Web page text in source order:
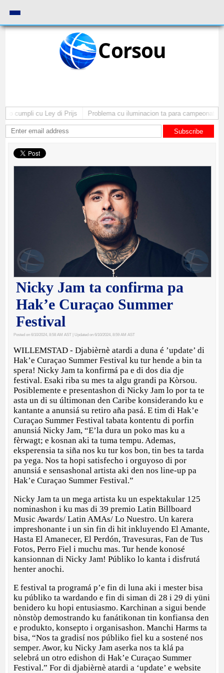
Corsou
cumpli cu Ley di Prijs Problema cu iluminacion ta para campeonato di
Subscribe
Nicky Jam ta confirma pa
Hak’e Curaçao Summer
Festival
Posted on 6/10/2024, 8:58 AM AST | Updated on 6/10/2024, 8:59 AM AST
WILLEMSTAD - Djabièrnè atardi a duna é ’update’ di
Hak’e Curaçao Summer Festival ku tur hende a bin ta
spera! Nicky Jam ta konfirmá pa e di dos dia dje
festival. Esaki riba su mes ta algu grandi pa Kòrsou.
Posiblemente e presentashon di Nicky Jam lo por ta te
asta un di su últimonan den Caribe konsiderando ku e
kantante a anunsiá su retiro aña pasá. E tim di Hak’e
Curaçao Summer Festival tabata kontentu di porfin
anunsiá Nicky Jam, “E’la dura un poko mas ku a
fèrwagt; e kosnan aki ta tuma tempu. Ademas,
eksperensia ta siña nos ku tur kos bon, tin bes ta tarda
pa yega. Nos ta hopi satisfecho i orguyoso di por
anunsiá e sensashonal artista aki den nos line-up pa
Hak’e Curaçao Summer Festival.”
Nicky Jam ta un mega artista ku un espektakular 125
nominashon i ku mas di 39 premio Latin Billboard
Music Awards/ Latin AMAs/ Lo Nuestro. Un karera
impreshonante i un sin fin di hit inkluyendo El Amante,
Hasta El Amanecer, El Perdón, Travesuras, Fan de Tus
Fotos, Perro Fiel i muchu mas. Tur hende konosé
kansionnan di Nicky Jam! Públiko lo kanta i disfrutá
henter anochi.
E festival ta programá p’e fin di luna aki i mester bisa
ku públiko ta wardando e fin di siman di 28 i 29 di yüni
benidero ku hopi entusiasmo. Karchinan a sigui bende
nònstòp demostrando ku fanátikonan tin konfiansa den
e produkto, konsepto i organisashon. Manchi Harms ta
bisa, “Nos ta gradisí nos públiko fiel ku a sostené nos
semper. Awor, ku Nicky Jam aserka nos ta klá pa
selebrá un otro edishon di Hak’e Curaçao Summer
Festival.” For di djabièrnè atardi a ‘update’ e website